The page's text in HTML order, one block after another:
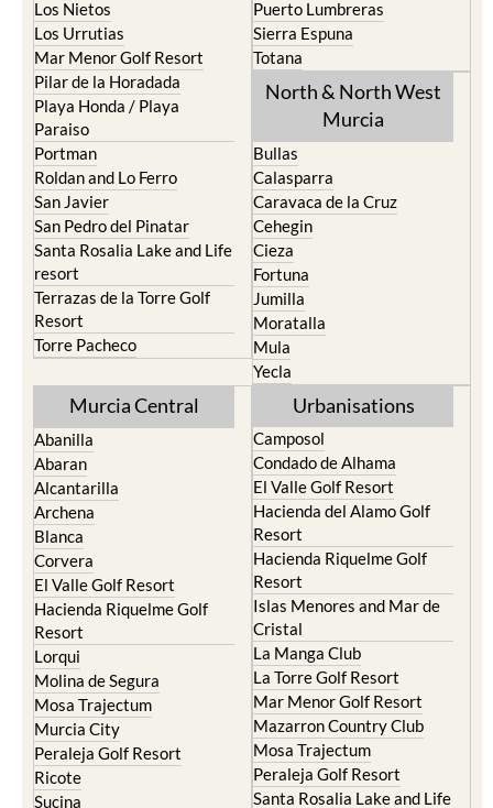
Los Nietos
Los Urrutias
Mar Menor Golf Resort
Pilar de la Horadada
Playa Honda / Playa
Paraiso
Portman
Roldan and Lo Ferro
San Javier
San Pedro del Pinatar
Santa Rosalia Lake and Life
resort
Terrazas de la Torre Golf
Resort
Torre Pacheco
Puerto Lumbreras
Sierra Espuna
Totana
North & North West
Murcia
Bullas
Calasparra
Caravaca de la Cruz
Cehegin
Cieza
Fortuna
Jumilla
Moratalla
Mula
Yecla
Murcia Central
Abanilla
Abaran
Alcantarilla
Archena
Blanca
Corvera
El Valle Golf Resort
Hacienda Riquelme Golf
Resort
Lorqui
Molina de Segura
Mosa Trajectum
Murcia City
Peraleja Golf Resort
Ricote
Sucina
Urbanisations
Camposol
Condado de Alhama
El Valle Golf Resort
Hacienda del Alamo Golf
Resort
Hacienda Riquelme Golf
Resort
Islas Menores and Mar de
Cristal
La Manga Club
La Torre Golf Resort
Mar Menor Golf Resort
Mazarron Country Club
Mosa Trajectum
Peraleja Golf Resort
Santa Rosalia Lake and Life